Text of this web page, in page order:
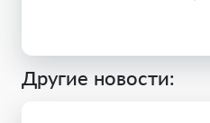
Другие новости: